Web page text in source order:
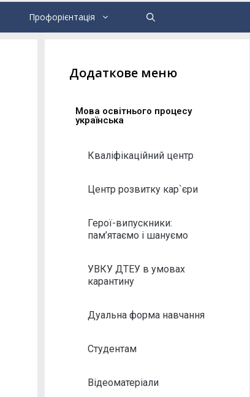
Профорієнтація
Додаткове меню
Мова освітнього процесу
українська
Кваліфікаційний центр
Центр розвитку кар`єри
Герої-випускники:
пам’ятаємо і шануємо
УВКУ ДТЕУ в умовах
карантину
Дуальна форма навчання
Студентам
Відеоматеріали